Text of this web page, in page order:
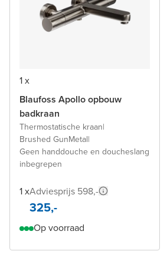
1 x
Blaufoss Apollo opbouw
badkraan
Thermostatische kraan|
Brushed GunMetal|
Geen handdouche en doucheslang
inbegrepen
1 xAdviesprijs 598,-
325,-
Op voorraad